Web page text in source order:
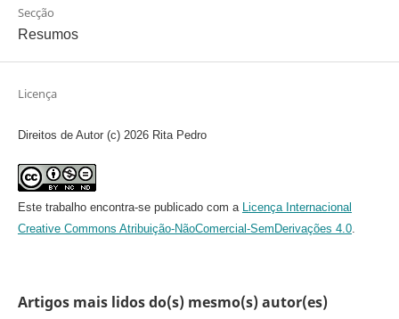
Secção
Resumos
Licença
Direitos de Autor (c) 2026 Rita Pedro
Este trabalho encontra-se publicado com a Licença Internacional
Creative Commons Atribuição-NãoComercial-SemDerivações 4.0.
Artigos mais lidos do(s) mesmo(s) autor(es)